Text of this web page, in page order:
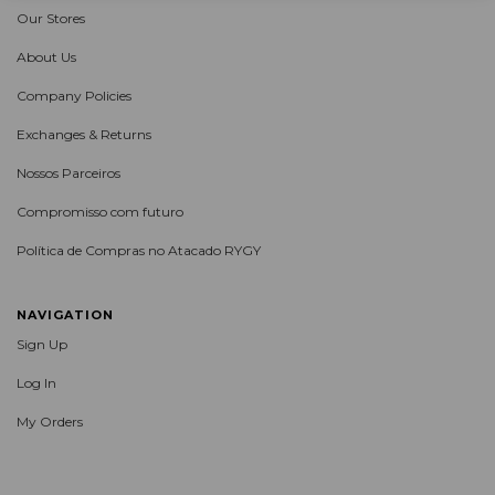
Our Stores
About Us
Company Policies
Exchanges & Returns
Nossos Parceiros
Compromisso com futuro
Política de Compras no Atacado RYGY
NAVIGATION
Sign Up
Log In
My Orders